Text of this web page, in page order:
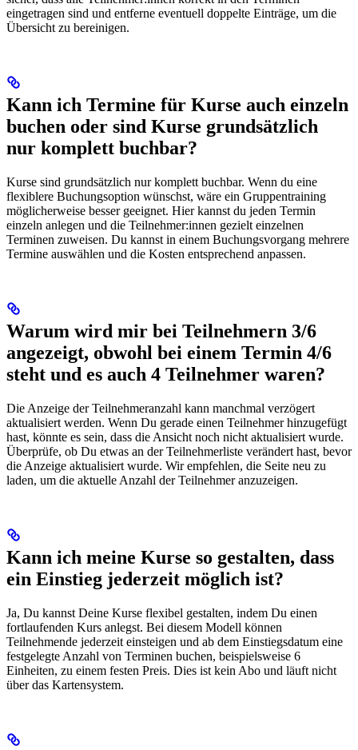
eingetragen sind und entferne eventuell doppelte Einträge, um die
Übersicht zu bereinigen.
Kann ich Termine für Kurse auch einzeln
buchen oder sind Kurse grundsätzlich
nur komplett buchbar?
Kurse sind grundsätzlich nur komplett buchbar. Wenn du eine
flexiblere Buchungsoption wünschst, wäre ein Gruppentraining
möglicherweise besser geeignet. Hier kannst du jeden Termin
einzeln anlegen und die Teilnehmer:innen gezielt einzelnen
Terminen zuweisen. Du kannst in einem Buchungsvorgang mehrere
Termine auswählen und die Kosten entsprechend anpassen.
Warum wird mir bei Teilnehmern 3/6
angezeigt, obwohl bei einem Termin 4/6
steht und es auch 4 Teilnehmer waren?
Die Anzeige der Teilnehmeranzahl kann manchmal verzögert
aktualisiert werden. Wenn Du gerade einen Teilnehmer hinzugefügt
hast, könnte es sein, dass die Ansicht noch nicht aktualisiert wurde.
Überprüfe, ob Du etwas an der Teilnehmerliste verändert hast, bevor
die Anzeige aktualisiert wurde. Wir empfehlen, die Seite neu zu
laden, um die aktuelle Anzahl der Teilnehmer anzuzeigen.
Kann ich meine Kurse so gestalten, dass
ein Einstieg jederzeit möglich ist?
Ja, Du kannst Deine Kurse flexibel gestalten, indem Du einen
fortlaufenden Kurs anlegst. Bei diesem Modell können
Teilnehmende jederzeit einsteigen und ab dem Einstiegsdatum eine
festgelegte Anzahl von Terminen buchen, beispielsweise 6
Einheiten, zu einem festen Preis. Dies ist kein Abo und läuft nicht
über das Kartensystem.